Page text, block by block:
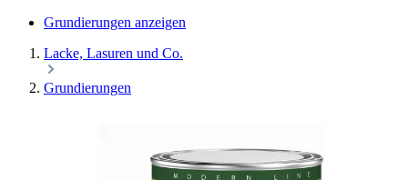
Grundierungen anzeigen
Lacke, Lasuren und Co.
Grundierungen